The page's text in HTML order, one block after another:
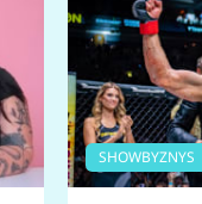
SHOWBYZNYS